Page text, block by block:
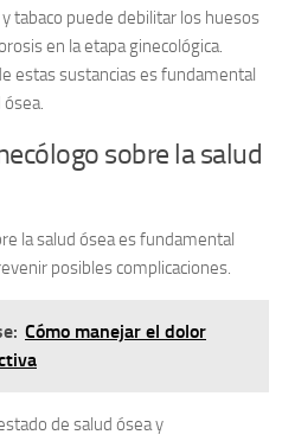
tabaco puede debilitar los huesos
en la etapa ginecológica.
estas sustancias es fundamental
sobre la salud
la salud ósea es fundamental
posibles complicaciones.
Cómo manejar el dolor
de salud ósea y